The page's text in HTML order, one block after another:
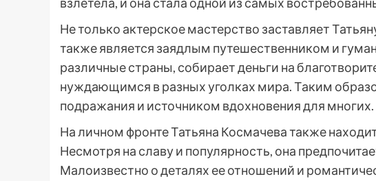
взлетела, и она стала одной из самых
Не только актерское мастерство заставляет
также является заядлым путешественником и
различные страны, собирает деньги на
нуждающимся в разных уголках мира. Таким
подражания и источником вдохновения для многих.
На личном фронте Татьяна Космачева также
Несмотря на славу и популярность, она
Малоизвестно о деталях ее отношений и